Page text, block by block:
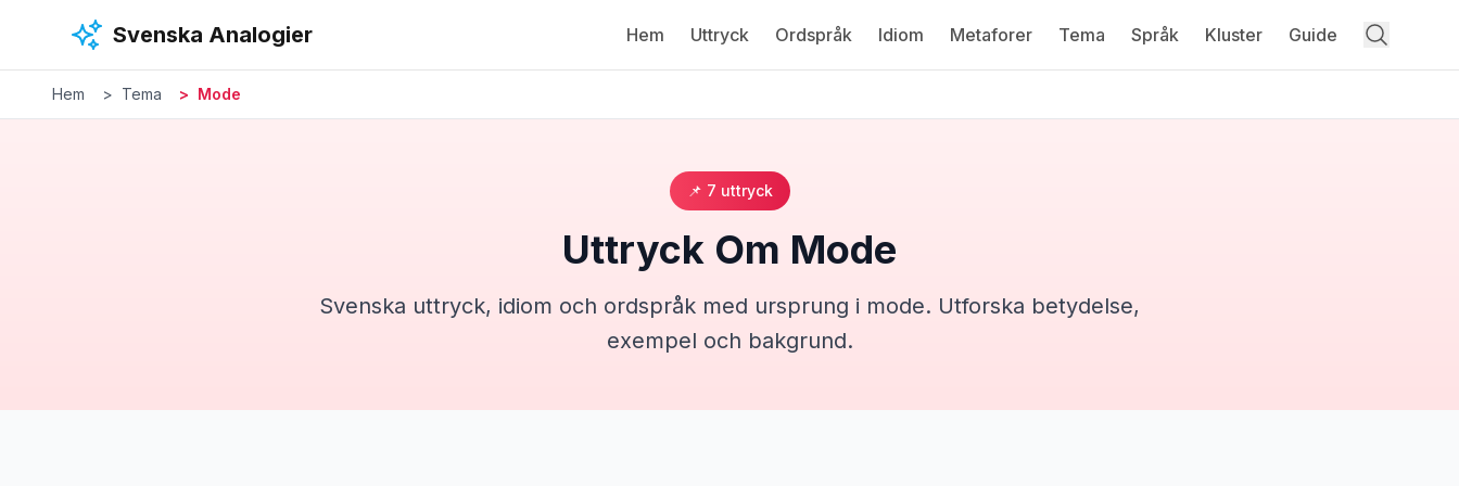
Svenska Analogier Hem Uttryck Ordspråk Idiom Metaforer Tema Språk Kluster Guide
Hem Tema Mode
📌 7 uttryck
Uttryck Om Mode
Svenska uttryck, idiom och ordspråk med ursprung i mode. Utforska betydelse,
exempel och bakgrund.